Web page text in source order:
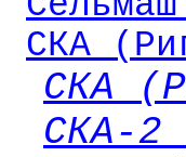
СКА
СКА
СКА-2